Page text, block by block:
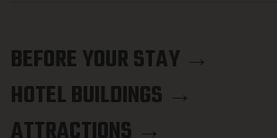
BEFORE YOUR STAY →
HOTEL BUILDINGS →